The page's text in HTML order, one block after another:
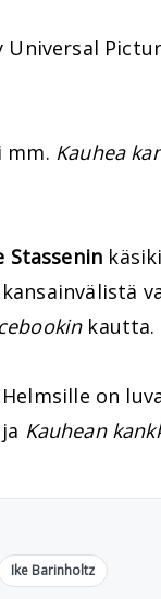
mm. Kauhea
Stassenin
kautta.
on
Kauhean
Ike Barinholtz